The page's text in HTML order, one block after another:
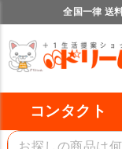
全国一律 送
コンタクト